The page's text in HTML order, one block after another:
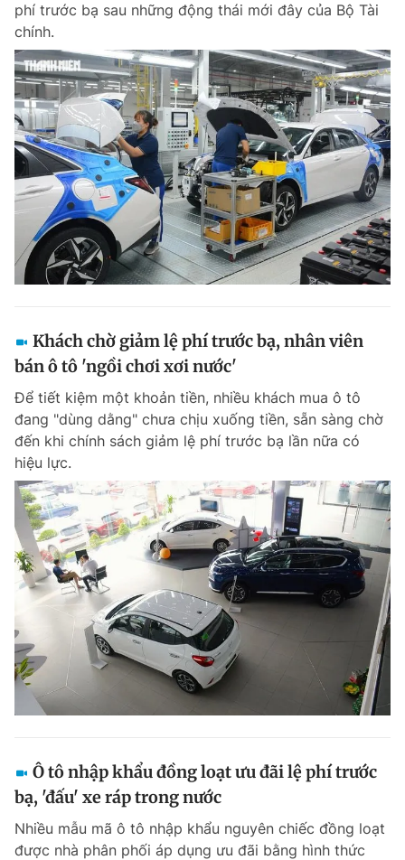
Đọc Thanh Niên trên điện thoại
Theo dõi báo trên
Hotline
0906 645 777
Liên hệ quảng cáo
0908 780 404
Đặt báo Quảng cáo RSS Tòa soạn Chính sách bảo
Phó tổng biên tập: Lâm Hiếu Dũng
Phó tổng biên tập: Trần Việt Hưng
Tổng thư ký tòa soạn: Đức Trung
Giấy phép xuất bản số 110/GP - BTTTT cấp ngày 24.3.2020
© 2003-2026 Bản quyền thuộc về Báo Thanh Niên. Cấm sao chép
dưới mọi hình thức nếu không có sự chấp thuận bằng văn bản.
Phát triển bởi ePi Technologies, JSC.
phí trước bạ sau những động thái mới đây của Bộ Tài
chính.
Khách chờ giảm lệ phí trước bạ, nhân viên
bán ô tô 'ngồi chơi xơi nước'
Để tiết kiệm một khoản tiền, nhiều khách mua ô tô
đang "dùng dằng" chưa chịu xuống tiền, sẵn sàng chờ
đến khi chính sách giảm lệ phí trước bạ lần nữa có
hiệu lực.
Ô tô nhập khẩu đồng loạt ưu đãi lệ phí trước
bạ, 'đấu' xe ráp trong nước
Nhiều mẫu mã ô tô nhập khẩu nguyên chiếc đồng loạt
được nhà phân phối áp dụng ưu đãi bằng hình thức